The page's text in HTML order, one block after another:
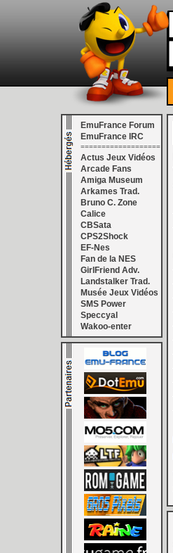
EmuFrance Forum
EmuFrance IRC
===================
Actus Jeux Vidéos
Arcade Fans
Amiga Museum
Arkames Trad.
Bruno C. Zone
Calice
CBSata
CPS2Shock
EF-Nes
Fan de la NES
GirlFriend Adv.
Landstalker Trad.
Musée Jeux Vidéos
SMS Power
Speccyal
Wakoo-enter